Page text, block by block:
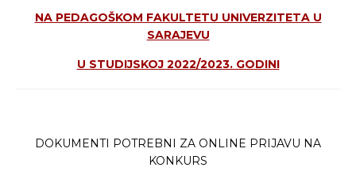
NA PEDAGOŠKOM FAKULTETU UNIVERZITETA U
SARAJEVU
U STUDIJSKOJ 2022/2023. GODINI
DOKUMENTI POTREBNI ZA ONLINE PRIJAVU NA
KONKURS